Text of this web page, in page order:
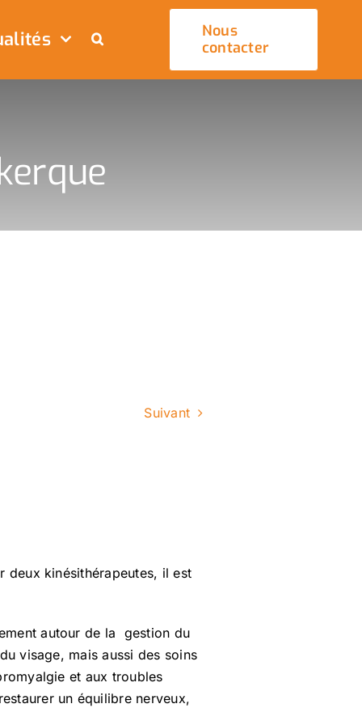
Nous
contacter
Suivant
deux kinésithérapeutes, il est
autour de la gestion du
visage, mais aussi des soins
et aux troubles
un équilibre nerveux,